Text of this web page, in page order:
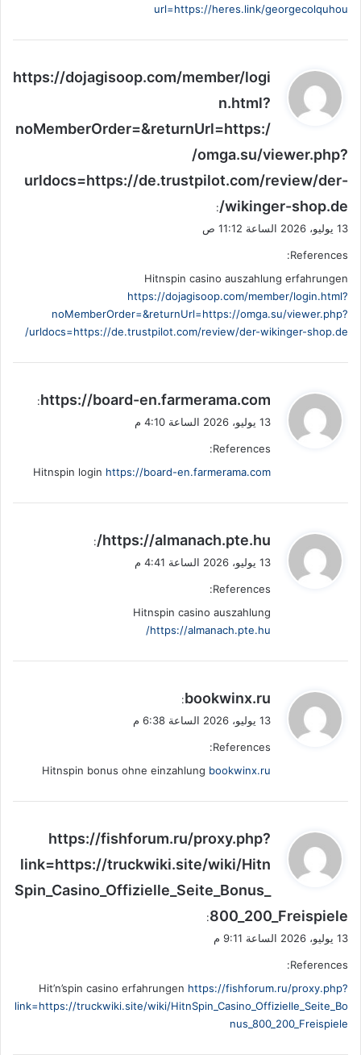
url=https://heres.link/georgecolquhou
ي
و
ل
https://dojagisoop.com/member/logi
n.html?
noMemberOrder=&returnUrl=https:/
/omga.su/viewer.php?
urldocs=https://de.trustpilot.com/review/der-
wikinger-shop.de/
:
13 يوليو، 2026 الساعة 11:12 ص
References:
Hitnspin casino auszahlung erfahrungen
https://dojagisoop.com/member/login.html?
noMemberOrder=&returnUrl=https://omga.su/viewer.php?
urldocs=https://de.trustpilot.com/review/der-wikinger-shop.de/
ي
ق
ل
https://board-en.farmerama.com
:
13 يوليو، 2026 الساعة 4:10 م
References:
Hitnspin login https://board-en.farmerama.com
ي
ق
ل
https://almanach.pte.hu/
:
13 يوليو، 2026 الساعة 4:41 م
References:
Hitnspin casino auszahlung
https://almanach.pte.hu/
ي
ق
ل
bookwinx.ru
:
13 يوليو، 2026 الساعة 6:38 م
References:
Hitnspin bonus ohne einzahlung bookwinx.ru
ي
و
https://fishforum.ru/proxy.php?
link=https://truckwiki.site/wiki/Hitn
Spin_Casino_Offizielle_Seite_Bonus_
800_200_Freispiele
:
13 يوليو، 2026 الساعة 9:11 م
References:
Hit’n’spin casino erfahrungen https://fishforum.ru/proxy.php?
link=https://truckwiki.site/wiki/HitnSpin_Casino_Offizielle_Seite_Bo
nus_800_200_Freispiele